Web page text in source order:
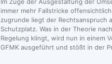
immer mehr Fallstricke
zugrunde liegt der Rechtsanspruch
Schutzplatz. Was in der Theorie
Regelung klingt, wird nun in einem
GFMK ausgeführt und stößt in der